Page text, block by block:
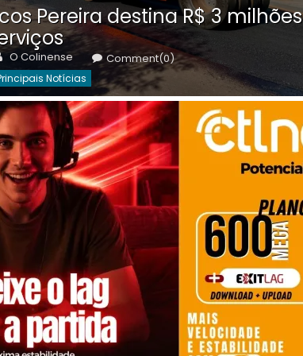
Pereira destina R$ 3 milhões
Author
O Colinense Comment(0)
Notícias